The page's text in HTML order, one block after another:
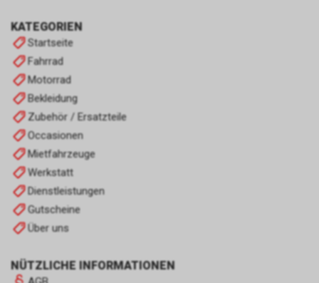
KATEGORIEN
Startseite
Fahrrad
Motorrad
Bekleidung
Zubehör / Ersatzteile
Occasionen
Mietfahrzeuge
Werkstatt
Dienstleistungen
Gutscheine
Über uns
NÜTZLICHE INFORMATIONEN